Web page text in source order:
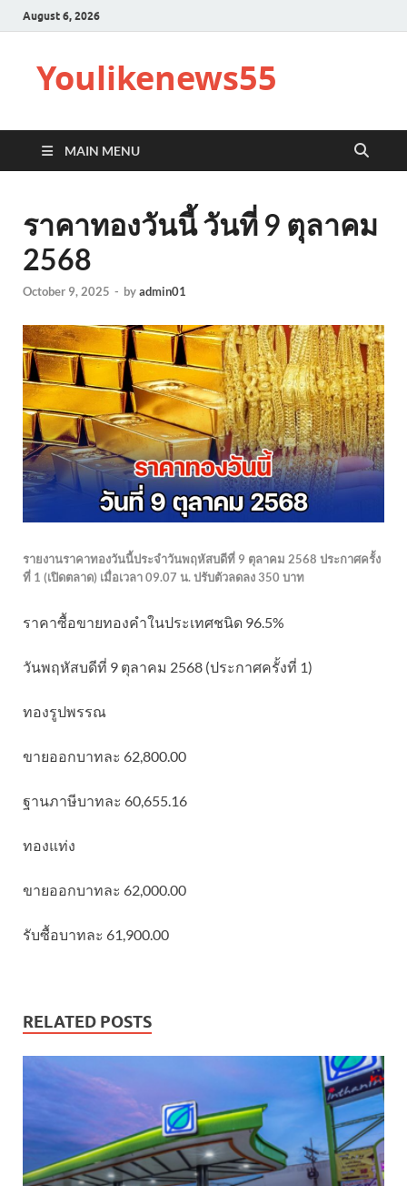
August 6, 2026
Youlikenews55
MAIN MENU
ราคาทองวันนี้ วันที่ 9 ตุลาคม
2568
October 9, 2025 - byadmin01
รายงานราคาทองวันนี้ประจำวันพฤหัสบดีที่ 9 ตุลาคม 2568 ประกาศครั้ง
ที่ 1 (เปิดตลาด) เมื่อเวลา 09.07 น. ปรับตัวลดลง 350 บาท
ราคาซื้อขายทองคําในประเทศชนิด 96.5%
วันพฤหัสบดีที่ 9 ตุลาคม 2568 (ประกาศครั้งที่ 1)
ทองรูปพรรณ
ขายออกบาทละ 62,800.00
ฐานภาษีบาทละ 60,655.16
ทองแท่ง
ขายออกบาทละ 62,000.00
รับซื้อบาทละ 61,900.00
RELATED POSTS